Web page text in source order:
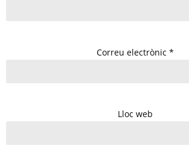
Correu electrònic *
Lloc web